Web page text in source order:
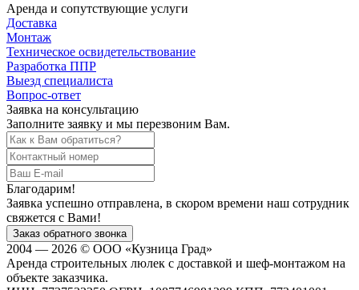
Аренда и сопутствующие услуги
Доставка
Монтаж
Техническое освидетельствование
Разработка ППР
Выезд специалиста
Вопрос-ответ
Заявка на консультацию
Заполните заявку и мы перезвоним Вам.
Благодарим!
Заявка успешно отправлена, в скором времени наш сотрудник
свяжется с Вами!
2004 — 2026 © ООО «Кузница Град»
Аренда строительных люлек с доставкой и шеф-монтажом на
объекте заказчика.